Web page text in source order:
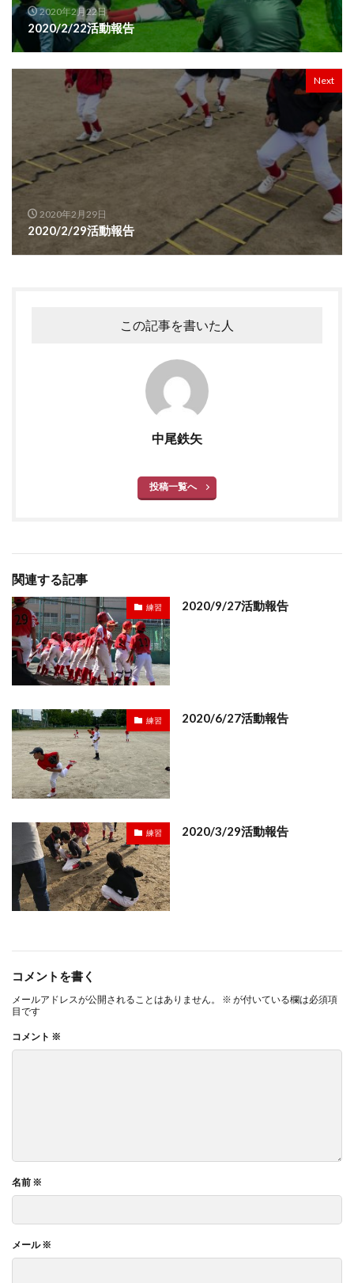
2020年2月22日
2020/2/22活動報告
Next
2020年2月29日
2020/2/29活動報告
この記事を書いた人
中尾鉄矢
投稿一覧へ
関連する記事
練習 2020/9/27活動報告
練習 2020/6/27活動報告
練習 2020/3/29活動報告
コメントを書く
メールアドレスが公開されることはありません。 ※ が付いている欄は必須項
目です
コメント ※
名前 ※
メール※